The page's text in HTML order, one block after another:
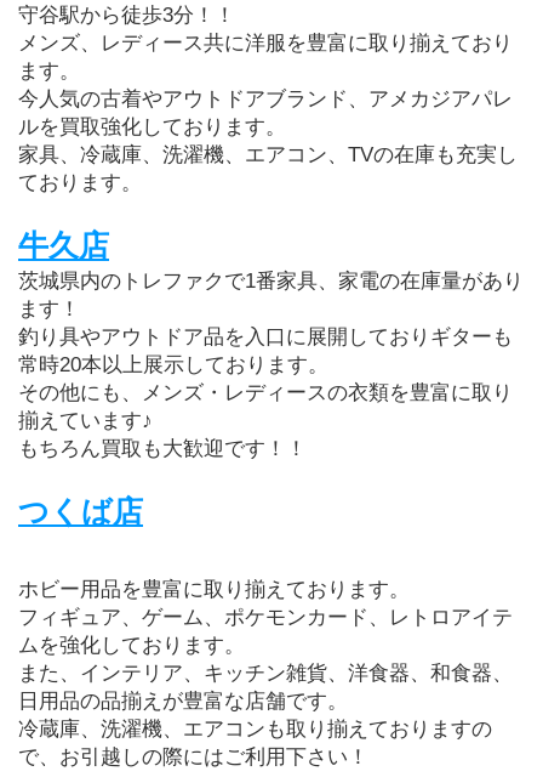
守谷駅から徒歩3分！！
メンズ、レディース共に洋服を豊富に取り揃えており
ます。
今人気の古着やアウトドアブランド、アメカジアパレ
ルを買取強化しております。
家具、冷蔵庫、洗濯機、エアコン、TVの在庫も充実し
ております。
牛久店
茨城県内のトレファクで1番家具、家電の在庫量があり
ます！
釣り具やアウトドア品を入口に展開しておりギターも
常時20本以上展示しております。
その他にも、メンズ・レディースの衣類を豊富に取り
揃えています♪
もちろん買取も大歓迎です！！
つくば店
ホビー用品を豊富に取り揃えております。
フィギュア、ゲーム、ポケモンカード、レトロアイテ
ムを強化しております。
また、インテリア、キッチン雑貨、洋食器、和食器、
日用品の品揃えが豊富な店舗です。
冷蔵庫、洗濯機、エアコンも取り揃えておりますの
で、お引越しの際にはご利用下さい！